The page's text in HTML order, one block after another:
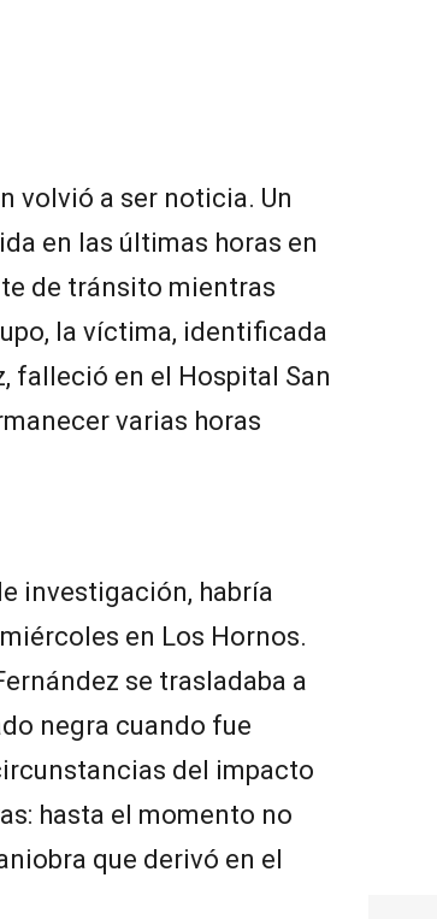
volvió a ser noticia. Un
en las últimas horas en
de tránsito mientras
la víctima, identificada
falleció en el Hospital San
varias horas
investigación, habría
en Los Hornos.
se trasladaba a
negra cuando fue
del impacto
hasta el momento no
que derivó en el